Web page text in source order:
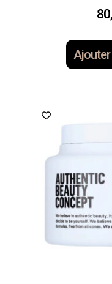
Ajouter